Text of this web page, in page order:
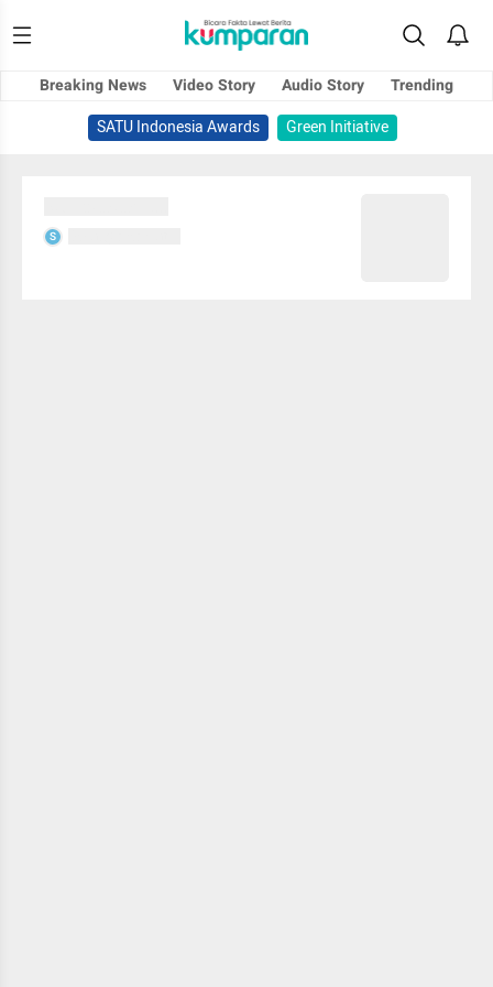
Breaking News Video Story Audio Story
Trending
SATU Indonesia Awards
Green Initiative
S